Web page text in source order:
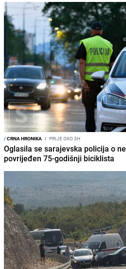
/CRNA HRONIKA I PRIJE OKO 3H
Oglasila se sarajevska policija o
povrijeđen 75-godišnji biciklista